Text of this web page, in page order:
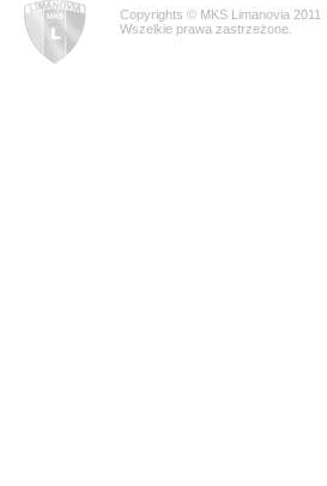
Copyrights © MKS Limanovia 2011
Wszelkie prawa zastrzeżone.